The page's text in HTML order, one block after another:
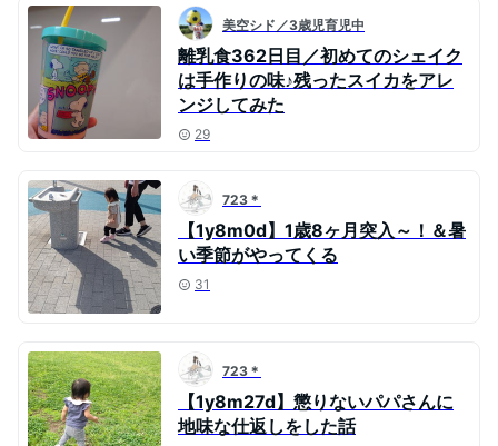
美空シド／3歳児育児中
離乳食362日目／初めてのシェイク
は手作りの味♪残ったスイカをアレ
ンジしてみた
29
723＊
【1y8m0d】1歳8ヶ月突入～！＆暑
い季節がやってくる
31
723＊
【1y8m27d】懲りないパパさんに
地味な仕返しをした話